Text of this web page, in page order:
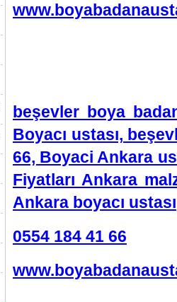
beşevler boya
Boyacı ustası,
66, Boyaci Ankara
Fiyatları Ankara
Ankara boyacı ustası
0554 184 41 66